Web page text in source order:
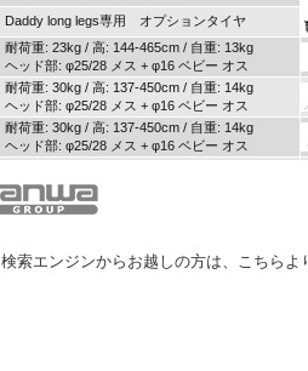
Daddy long legs専用 オプションタイヤ
耐荷重: 23kg / 高: 144-465cm / 自重: 13kg
ヘッド部: φ25/28 メス + φ16 ベビー オス
耐荷重: 30kg / 高: 137-450cm / 自重: 14kg
ヘッド部: φ25/28 メス + φ16 ベビー オス
耐荷重: 30kg / 高: 137-450cm / 自重: 14kg
ヘッド部: φ25/28 メス + φ16 ベビー オス
ヘッド部: φ25/28 メス + φ16 ベビー オス
耐荷重: 40kg / 高: 126-345cm / 自重: 12kg
ヘッド部: φ25/28 メス + φ16 ベビー オス
検索エンジンからお越しの方は、こちらよ